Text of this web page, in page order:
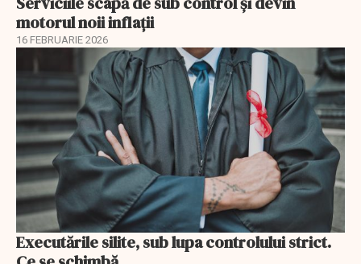
motorul noii inflații
16 FEBRUARIE 2026
Executările silite, sub lupa controlului strict.